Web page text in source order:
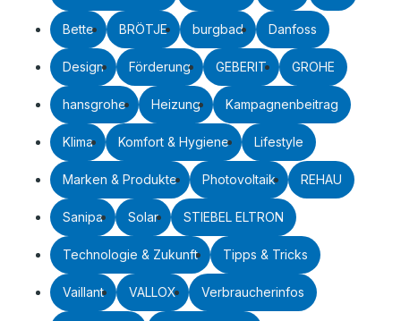
Bette BRÖTJE burgbad Danfoss
Design Förderung GEBERIT GROHE
hansgrohe Heizung Kampagnenbeitrag
Klima Komfort & Hygiene Lifestyle
Marken & Produkte Photovoltaik REHAU
Sanipa Solar STIEBEL ELTRON
Technologie & Zukunft Tipps & Tricks
Vaillant VALLOX Verbraucherinfos